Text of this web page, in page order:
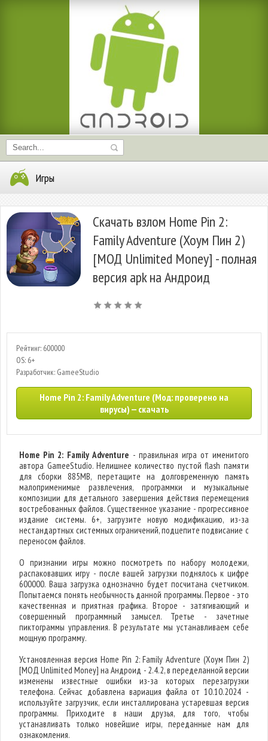
Игры
Скачать взлом Home Pin 2:
Family Adventure (Хоум Пин 2)
[МОД Unlimited Money] - полная
версия apk на Андроид
Рейтинг: 600000
OS: 6+
Разработчик: GameeStudio
Home Pin 2: Family Adventure (Мод: проверено на
вирусы) — скачать
Home Pin 2: Family Adventure - правильная игра от именитого
автора GameeStudio. Нелишнее количество пустой flash памяти
для сборки 885MB, перетащите на долговременную память
малоприменимые развлечения, программки и музыкальные
композиции для детального завершения действия перемещения
востребованных файлов. Существенное указание - прогрессивное
издание системы. 6+, загрузите новую модификацию, из-за
нестандартных системных ограничений, подцепите подвисание с
переносом файлов.
О признании игры можно посмотреть по набору молодежи,
распаковавших игру - после вашей загрузки поднялось к цифре
600000. Ваша загрузка однозначно будет посчитана счетчиком.
Попытаемся понять необычность данной программы. Первое - это
качественная и приятная графика. Второе - затягивающий и
совершенный программный замысел. Третье - зачетные
пиктограммы управления. В результате мы устанавливаем себе
мощную программу.
Установленная версия Home Pin 2: Family Adventure (Хоум Пин 2)
[МОД Unlimited Money] на Андроид - 2.4.2, в переделанной версии
изменены известные ошибки из-за которых перезагрузки
телефона. Сейчас добавлена вариация файла от 10.10.2024 -
используйте загрузчик, если инсталлирована устаревшая версия
программы. Приходите в наши друзья, для того, чтобы
устанавливать только новейшие игры, переданные нам для
ознакомления.